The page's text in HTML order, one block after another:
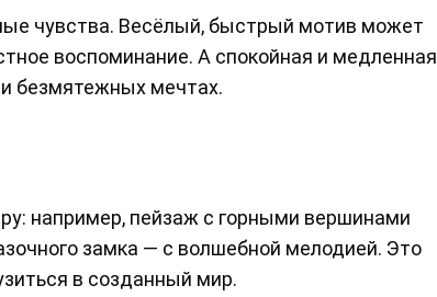
чувства. Весёлый, быстрый мотив может
воспоминание. А спокойная и медленная
безмятежных мечтах.
например, пейзаж с горными вершинами
замка — с волшебной мелодией. Это
в созданный мир.